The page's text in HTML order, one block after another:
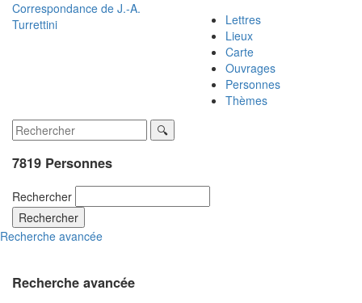
Correspondance de J.-A.
Turrettini
Lettres
Lieux
Carte
Ouvrages
Personnes
Thèmes
7819 Personnes
Rechercher
Rechercher
Recherche avancée
Recherche avancée